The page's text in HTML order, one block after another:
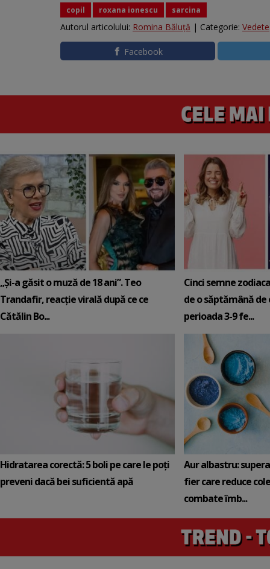
copil roxana ionescu sarcina
Autorul articolului: Romina Băluță | Categorie: Vedete
Facebook
„Și-a găsit o muză de 18 ani”. Teo
Trandafir, reacție virală după ce ce
Cătălin Bo...
Cinci semne
de o săptămână de
perioada 3-9 fe...
Hidratarea corectă: 5 boli pe care le poți
preveni dacă bei suficientă apă
Aur albastru:
fier care reduce
combate îmb...